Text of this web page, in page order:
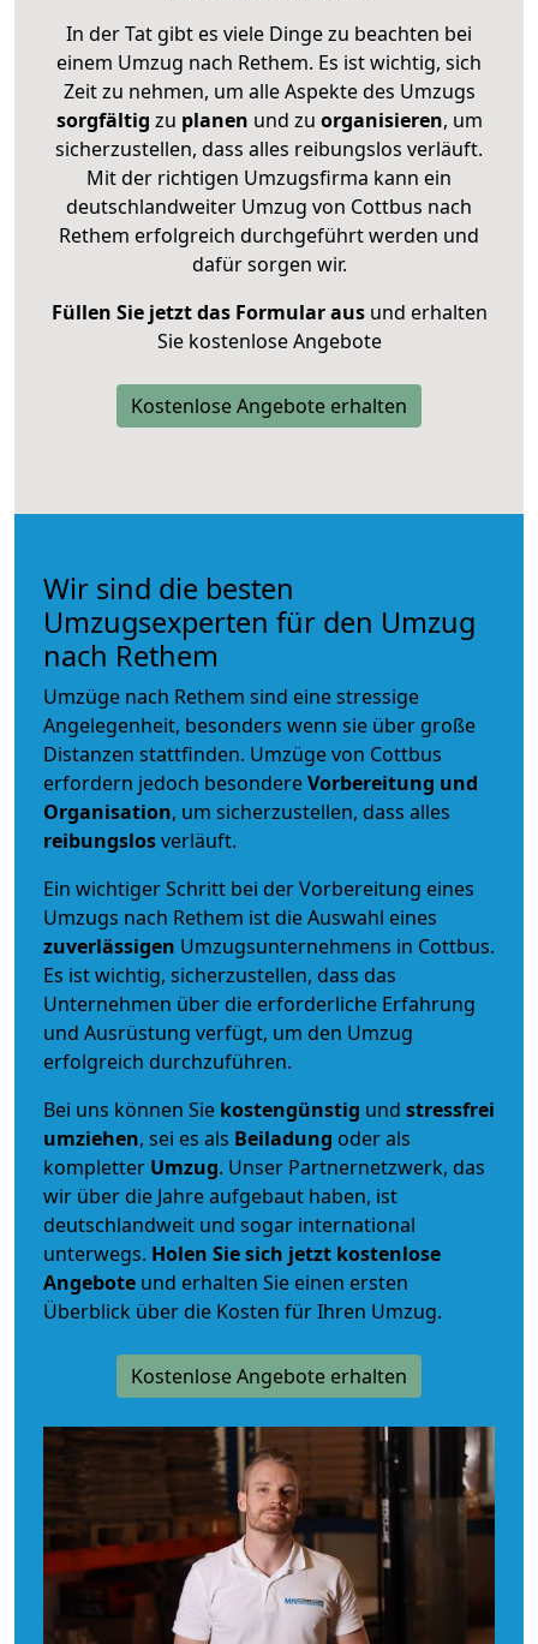
In der Tat gibt es viele Dinge zu beachten bei
einem Umzug nach Rethem. Es ist wichtig, sich
Zeit zu nehmen, um alle Aspekte des Umzugs
sorgfältig zu planen und zu organisieren, um
sicherzustellen, dass alles reibungslos verläuft.
Mit der richtigen Umzugsfirma kann ein
deutschlandweiter Umzug von Cottbus nach
Rethem erfolgreich durchgeführt werden und
dafür sorgen wir.
Füllen Sie jetzt das Formular ausund erhalten
Sie kostenlose Angebote
Kostenlose Angebote erhalten
Wir sind die besten
Umzugsexperten für den Umzug
nach Rethem
Umzüge nach Rethem sind eine stressige
Angelegenheit, besonders wenn sie über große
Distanzen stattfinden. Umzüge von Cottbus
erfordern jedoch besondereVorbereitung und
Organisation, um sicherzustellen, dass alles
reibungslosverläuft.
Ein wichtiger Schritt bei der Vorbereitung eines
Umzugs nach Rethem ist die Auswahl eines
zuverlässigen Umzugsunternehmens in Cottbus.
Es ist wichtig, sicherzustellen, dass das
Unternehmen über die erforderliche Erfahrung
und Ausrüstung verfügt, um den Umzug
erfolgreich durchzuführen.
Bei uns können Sie kostengünstig und stressfrei
umziehen, sei es als Beiladung oder als
kompletter Umzug. Unser Partnernetzwerk, das
wir über die Jahre aufgebaut haben, ist
deutschlandweit und sogar international
unterwegs. Holen Sie sich jetzt kostenlose
Angebote und erhalten Sie einen ersten
Überblick über die Kosten für Ihren Umzug.
Kostenlose Angebote erhalten